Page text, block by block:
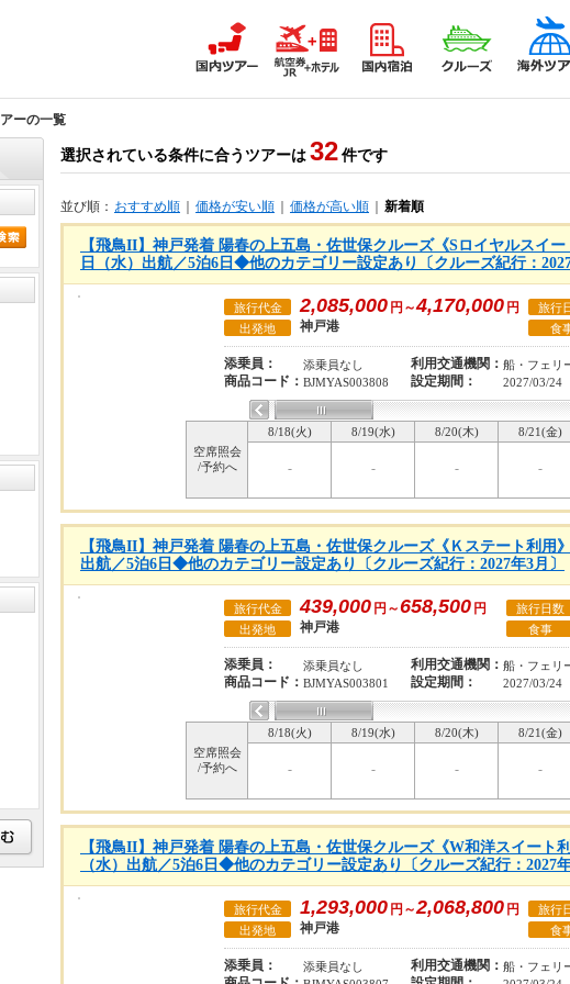
ーの一覧
選択されている条件に合うツアーは 32 件です
並び順： おすすめ順 価格が安い順 価格が高い順 新着順
【飛鳥II】神戸発着 陽春の上五島・佐世保クルーズ《Sロイヤルスイー
日（水）出航／5泊6日◆他のカテゴリー設定あり〔クルーズ紀行：
旅行代金 2,085,000 円～4,170,000 円
旅行
出発地
神戸港 食
添乗員： 添乗員なし 利用交通機関： 船・フェリ
商品コード： BJMYAS003808 設定期間： 2027/03/24
空席照会
/予約へ
8/18(火) 8/19(水) 8/20(木) 8/21(金)
- - - -
【飛鳥II】神戸発着 陽春の上五島・佐世保クルーズ《Ｋステート利用
出航／5泊6日◆他のカテゴリー設定あり〔クルーズ紀行：2027年3月〕
旅行代金 439,000 円～658,500 円
旅行日数
出発地
神戸港 食事
添乗員： 添乗員なし 利用交通機関： 船・フェリ
商品コード： BJMYAS003801 設定期間： 2027/03/24
空席照会
/予約へ
8/18(火) 8/19(水) 8/20(木) 8/21(金)
- - - -
【飛鳥II】神戸発着 陽春の上五島・佐世保クルーズ《W和洋スイート
（水）出航／5泊6日◆他のカテゴリー設定あり〔クルーズ紀行：2027
旅行代金 1,293,000 円～2,068,800 円
旅行
出発地
神戸港 食
添乗員： 添乗員なし 利用交通機関： 船・フェリ